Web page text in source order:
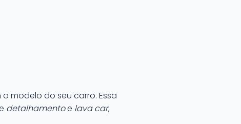
modelo do seu carro. Essa
detalhamentoe lava car,